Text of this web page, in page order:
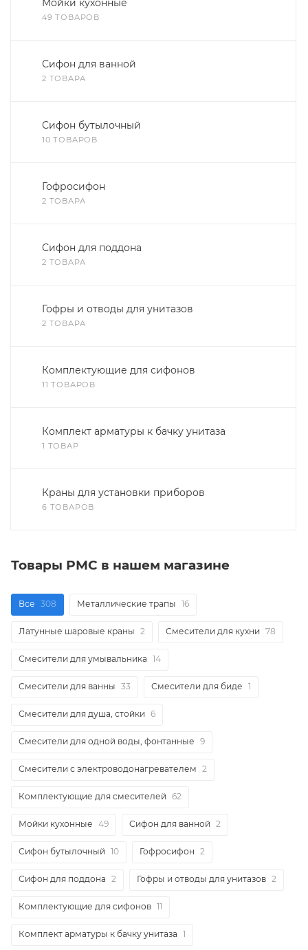
Мойки кухонные
49 ТОВАРОВ
Сифон для ванной
2 ТОВАРА
Сифон бутылочный
10 ТОВАРОВ
Гофросифон
2 ТОВАРА
Сифон для поддона
2 ТОВАРА
Гофры и отводы для унитазов
2 ТОВАРА
Комплектующие для сифонов
11 ТОВАРОВ
Комплект арматуры к бачку унитаза
1 ТОВАР
Краны для установки приборов
6 ТОВАРОВ
Товары РМС в нашем магазине
Все 308 Металлические трапы 16
Латунные шаровые краны 2 Смесители для кухни 78
Смесители для умывальника 14
Смесители для ванны 33 Смесители для биде 1
Смесители для душа, стойки 6
Смесители для одной воды, фонтанные 9
Смесители с электроводонагревателем 2
Комплектующие для смесителей 62
Мойки кухонные 49 Сифон для ванной 2
Сифон бутылочный 10 Гофросифон 2
Сифон для поддона 2 Гофры и отводы для унитазов 2
Комплектующие для сифонов 11
Комплект арматуры к бачку унитаза 1